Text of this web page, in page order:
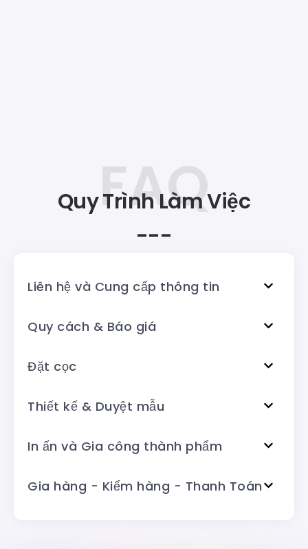
Quy Trình Làm Việc
---
Liên hệ và Cung cấp thông tin
Quy cách & Báo giá
Đặt cọc
Thiết kế & Duyệt mẫu
In ấn và Gia công thành phẩm
Gia hàng - Kiểm hàng - Thanh Toán